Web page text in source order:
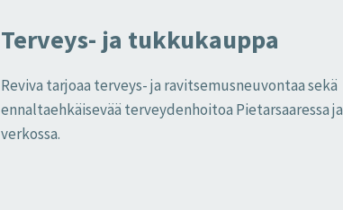
Terveys- ja tukkukauppa
Reviva tarjoaa terveys- ja ravitsemusneuvontaa sekä
ennaltaehkäisevää terveydenhoitoa Pietarsaaressa ja
verkossa.